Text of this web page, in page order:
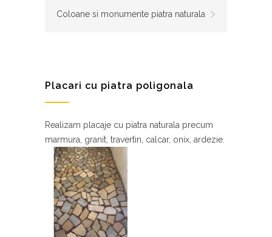
Coloane si monumente piatra naturala
Placari cu piatra poligonala
Realizam placaje cu piatra naturala precum
marmura, granit, travertin, calcar, onix, ardezie.